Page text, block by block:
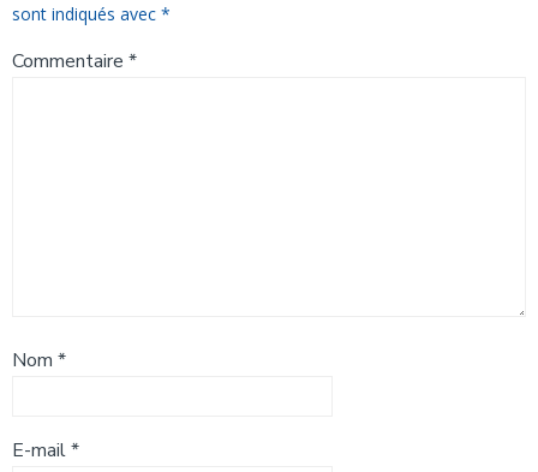
sont indiqués avec *
Commentaire *
Nom *
E-mail*